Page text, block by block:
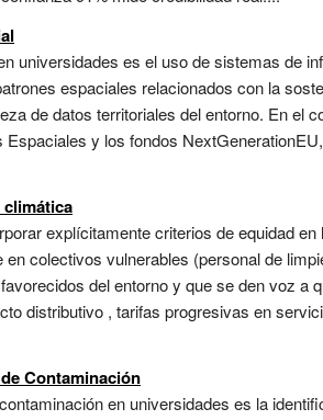
universidades es el uso de sistemas de
espaciales relacionados con la
de datos territoriales del entorno. En el
y los fondos
explícitamente criterios de equidad
en colectivos vulnerables (personal de
del entorno y que se den voz a
distributivo , tarifas progresivas en
Contaminación
en universidades es la